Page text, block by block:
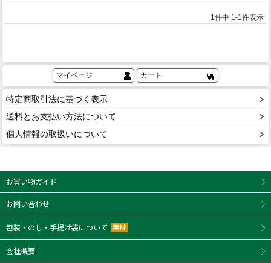
1 件中 1 -1 件表示
マイページ カート
特定商取引法に基づく表示
送料とお支払い方法について
個人情報の取扱いについて
お買い物ガイド
お問い合わせ
包装・のし・手提げ袋について 無料
会社概要